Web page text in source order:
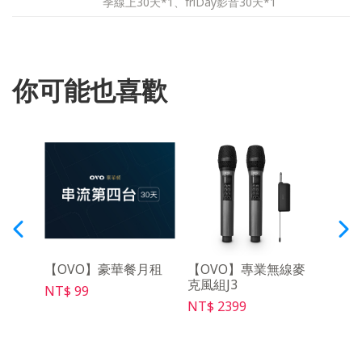
你可能也喜歡
【OVO】豪華餐月租
NT$ 99
【OVO】專業無線麥
克風組J3
NT$ 2399